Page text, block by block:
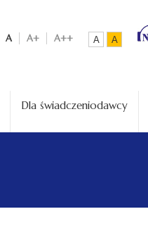
A A+ A++ A A
Dla świadczeniodawcy